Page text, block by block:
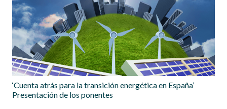
‘Cuenta atrás para la transición energética en España’
Presentación de los ponentes